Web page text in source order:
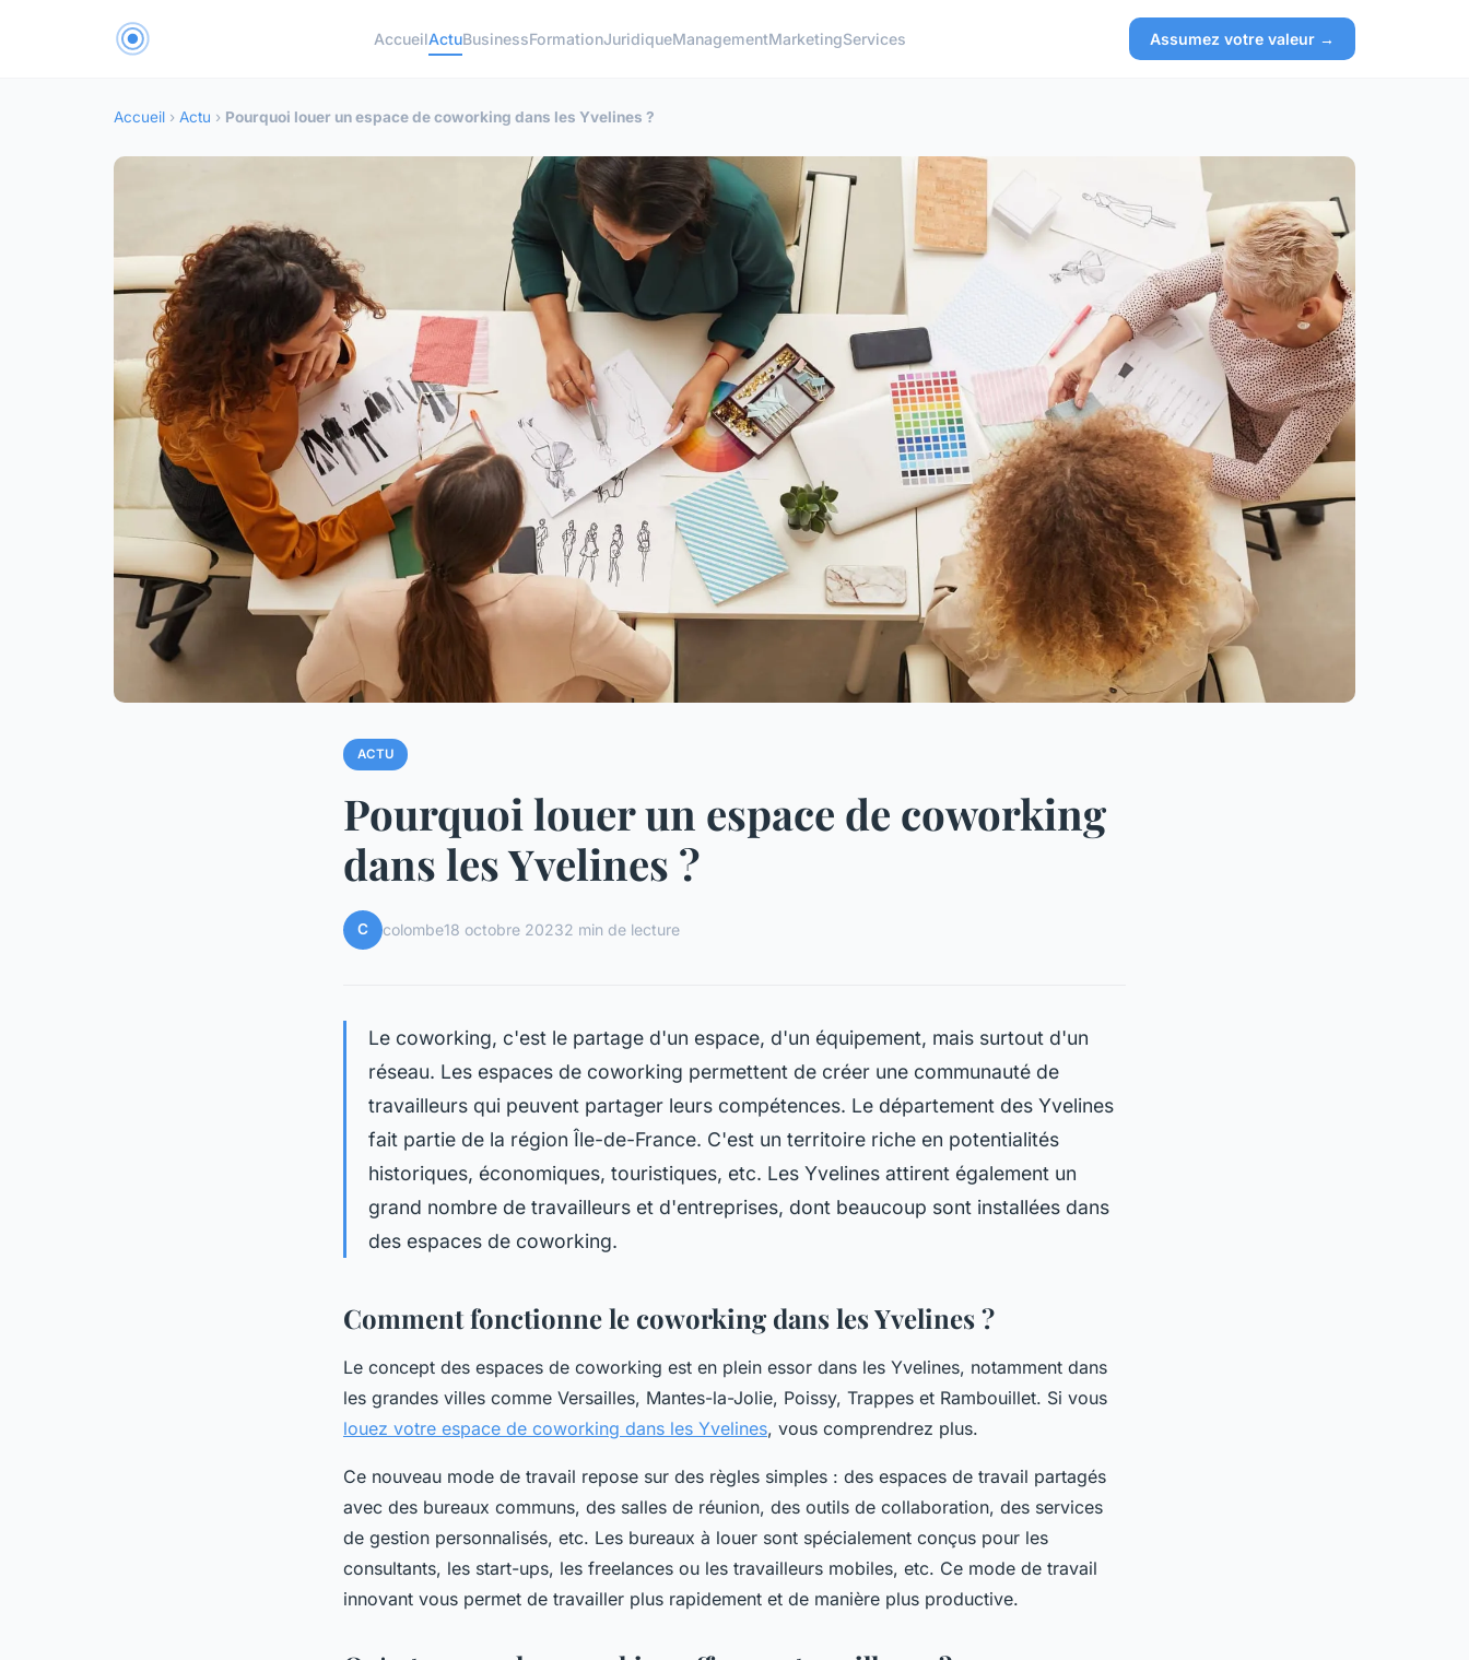
AccueilActuBusinessFormationJuridiqueManagementMarketingServices Assumez votre valeur →
Accueil › Actu › Pourquoi louer un espace de coworking dans les Yvelines ?
ACTU
Pourquoi louer un espace de coworking
dans les Yvelines ?
C colombe18 octobre 20232 min de lecture
Le coworking, c'est le partage d'un espace, d'un équipement, mais surtout d'un
réseau. Les espaces de coworking permettent de créer une communauté de
travailleurs qui peuvent partager leurs compétences. Le département des Yvelines
fait partie de la région Île-de-France. C'est un territoire riche en potentialités
historiques, économiques, touristiques, etc. Les Yvelines attirent également un
grand nombre de travailleurs et d'entreprises, dont beaucoup sont installées dans
des espaces de coworking.
Comment fonctionne le coworking dans les Yvelines ?
Le concept des espaces de coworking est en plein essor dans les Yvelines, notamment dans
les grandes villes comme Versailles, Mantes-la-Jolie, Poissy, Trappes et Rambouillet. Si vous
louez votre espace de coworking dans les Yvelines, vous comprendrez plus.
Ce nouveau mode de travail repose sur des règles simples : des espaces de travail partagés
avec des bureaux communs, des salles de réunion, des outils de collaboration, des services
de gestion personnalisés, etc. Les bureaux à louer sont spécialement conçus pour les
consultants, les start-ups, les freelances ou les travailleurs mobiles, etc. Ce mode de travail
innovant vous permet de travailler plus rapidement et de manière plus productive.